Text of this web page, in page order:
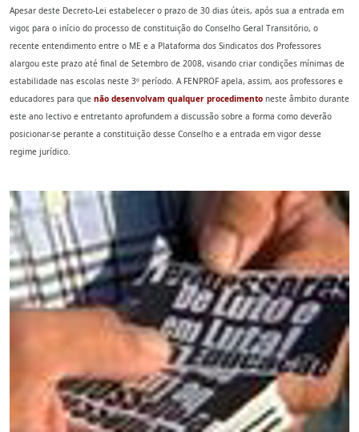
Apesar deste Decreto-Lei estabelecer o prazo de 30 dias úteis, após sua a entrada em
vigor, para o início do processo de constituição do Conselho Geral Transitório, o
recente entendimento entre o ME e a Plataforma dos Sindicatos dos Professores
alargou este prazo até final de Setembro de 2008, visando criar condições mínimas de
estabilidade nas escolas neste 3º período. A FENPROF apela, assim, aos professores e
educadores para que não desenvolvam qualquer procedimento neste âmbito durante
este ano lectivo e entretanto aprofundem a discussão sobre a forma como deverão
posicionar-se perante a constituição desse Conselho e a entrada em vigor desse
regime jurídico.